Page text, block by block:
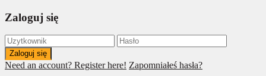
Zaloguj się
Zaloguj się
Need an account? Register here! Zapomniałeś hasła?